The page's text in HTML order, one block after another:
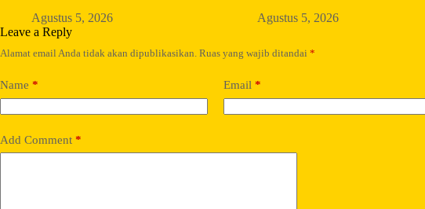
Agustus 5, 2026
Agustus 5, 2026
Leave a Reply
Alamat email Anda tidak akan dipublikasikan. Ruas yang wajib ditandai *
Name * Email *
Add Comment *